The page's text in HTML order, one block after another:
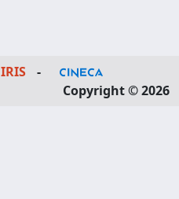
-
Copyright © 2026